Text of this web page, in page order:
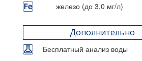
железо (до 3,0 мг/л)
Дополнительно
Бесплатный анализ воды